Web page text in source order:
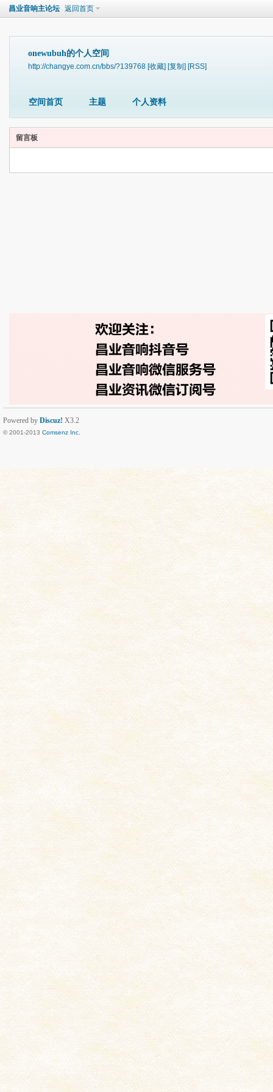
昌业音响主论坛 返回首页
onewubuh的个人空间
http://changye.com.cn/bbs/?139768 [收藏] [复制] [RSS]
空间首页 主题 个人资料
留言板
Powered by Discuz! X3.2
© 2001-2013 Comsenz Inc.